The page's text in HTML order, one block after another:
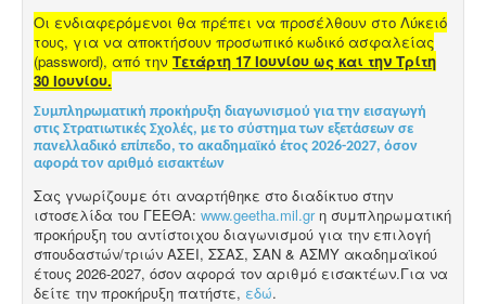
Οι ενδιαφερόμενοι θα πρέπει να προσέλθουν στο Λύκειό
τους, για να αποκτήσουν προσωπικό κωδικό ασφαλείας
(password), από την Τετάρτη 17 Ιουνίου ως και την Τρίτη
30 Ιουνίου.
Συμπληρωματική προκήρυξη διαγωνισμού για την εισαγωγή
στις Στρατιωτικές Σχολές, με το σύστημα των εξετάσεων σε
πανελλαδικό επίπεδο, το ακαδημαϊκό έτος 2026-2027, όσον
αφορά τον αριθμό εισακτέων
Σας γνωρίζουμε ότι αναρτήθηκε στο διαδίκτυο στην
ιστοσελίδα του ΓΕΕΘΑ: www.geetha.mil.grη συμπληρωματική
προκήρυξη του αντίστοιχου διαγωνισμού για την επιλογή
σπουδαστών/τριών ΑΣΕΙ, ΣΣΑΣ, ΣΑΝ & ΑΣΜΥ ακαδημαϊκού
έτους 2026-2027, όσον αφορά τον αριθμό εισακτέων.Για να
δείτε την προκήρυξη πατήστε, εδώ.